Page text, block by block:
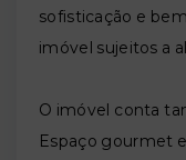
sofisticação e
imóvel sujeitos a
O imóvel conta
Espaço gourmet